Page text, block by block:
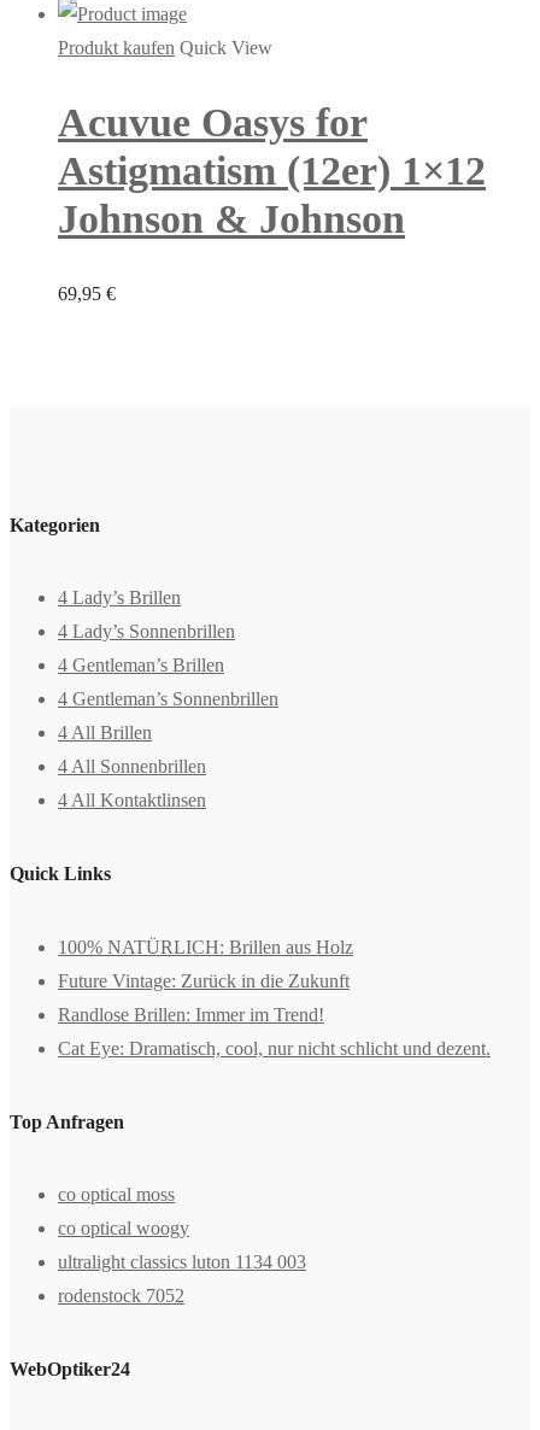
Produkt kaufen Quick View
Acuvue Oasys for
Astigmatism (12er) 1×12
Johnson & Johnson
69,95 €
Kategorien
4 Lady’s Brillen
4 Lady’s Sonnenbrillen
4 Gentleman’s Brillen
4 Gentleman’s Sonnenbrillen
4 All Brillen
4 All Sonnenbrillen
4 All Kontaktlinsen
Quick Links
100% NATÜRLICH: Brillen aus Holz
Future Vintage: Zurück in die Zukunft
Randlose Brillen: Immer im Trend!
Cat Eye: Dramatisch, cool, nur nicht schlicht und dezent.
Top Anfragen
co optical moss
co optical woogy
ultralight classics luton 1134 003
rodenstock 7052
WebOptiker24